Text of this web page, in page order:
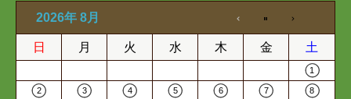
2026年 8月
日 月 火 水 木 金 土
1
2 3 4 5 6 7 8